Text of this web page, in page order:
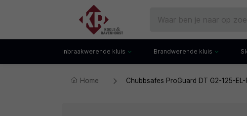
Inbraakwerende kluis
Gecertificeerde kluis
Brandwerende kluis
Documentenkluis
Home Chubbsafes ProGuard DT G2-125-EL-